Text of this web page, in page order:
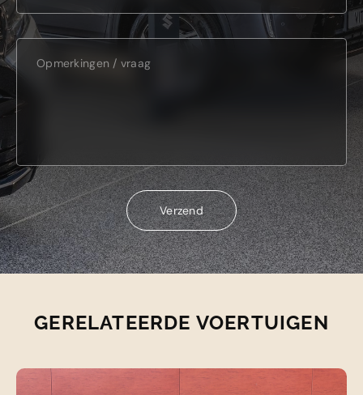
Verzend
Verzend
GERELATEERDE VOERTUIGEN